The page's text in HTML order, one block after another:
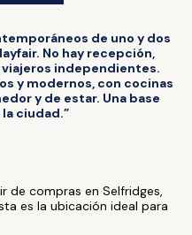
de uno y dos
No hay recepción,
independientes.
y modernos, con cocinas
y de estar. Una base
ciudad.”
de compras en Selfridges,
es la ubicación ideal para